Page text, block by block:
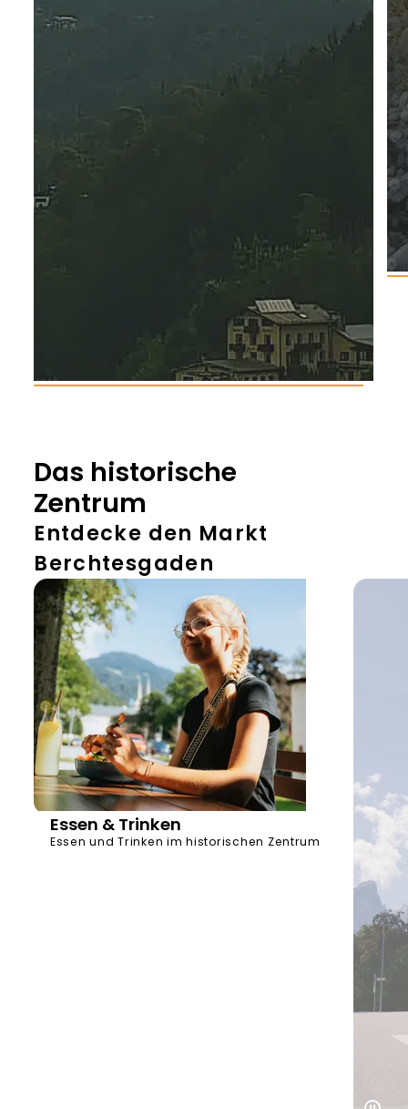
Das historische
Zentrum
Entdecke den Markt
Berchtesgaden
Essen & Trinken
Essen und Trinken im historischen Zentrum